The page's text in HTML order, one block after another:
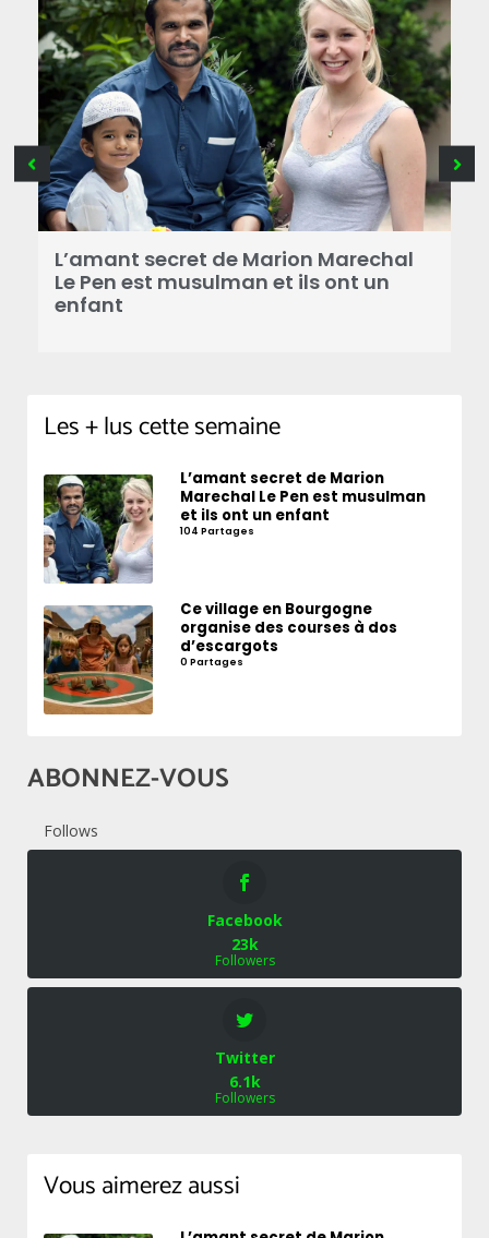
L’amant secret de Marion Marechal
Le Pen est musulman et ils ont un
enfant
Les + lus cette semaine
L’amant secret de Marion
Marechal Le Pen est musulman
et ils ont un enfant
104 Partages
Ce village en Bourgogne
organise des courses à dos
d’escargots
0 Partages
ABONNEZ-VOUS
Follows
Facebook
23k
Followers
Twitter
6.1k
Followers
Vous aimerez aussi